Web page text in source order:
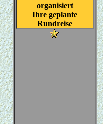
organisiert
Ihre geplante
Rundreise